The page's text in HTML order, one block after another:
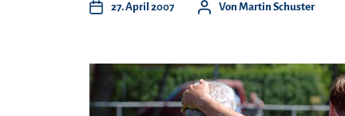
27. April 2007 Von Martin Schuster